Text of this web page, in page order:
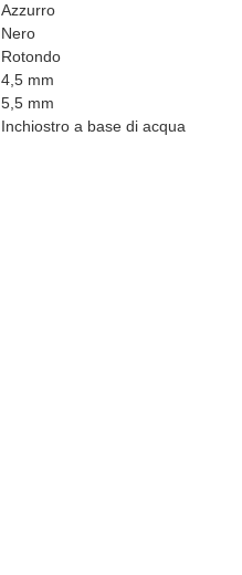
Azzurro
Nero
Rotondo
4,5 mm
5,5 mm
Inchiostro a base di acqua